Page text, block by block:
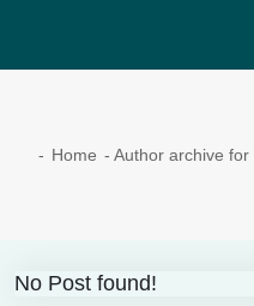
- Home - Author archive for
No Post found!